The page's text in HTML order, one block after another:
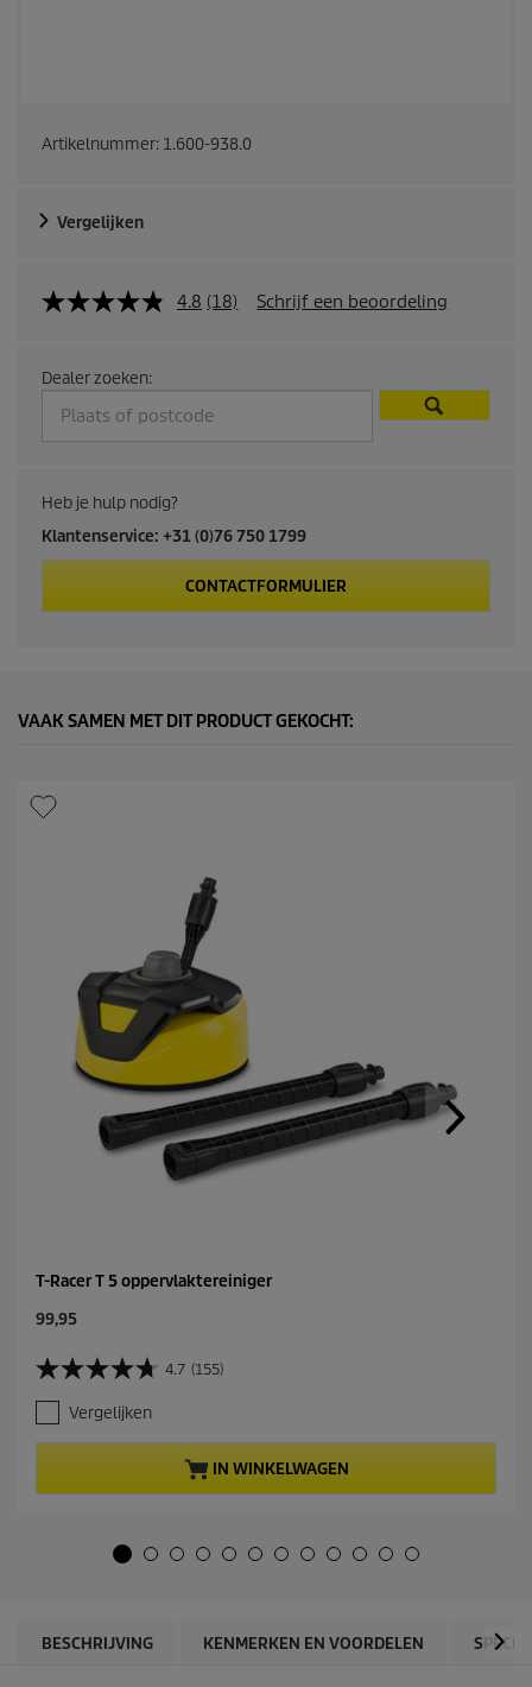
Artikelnummer: 1.600-938.0
Vergelijken
4.8 (18) Schrijf een beoordeling
Dealer zoeken:
Heb je hulp nodig?
Klantenservice: +31 (0)76 750 1799
CONTACTFORMULIER
VAAK SAMEN MET DIT PRODUCT GEKOCHT:
T-Racer T 5 oppervlaktereiniger
C
r
e
n
t
r
99,95
4.7 (155)
4
.
7
v
Vergelijken
IN WINKELWAGEN
BESCHRIJVING KENMERKEN EN VOORDELEN